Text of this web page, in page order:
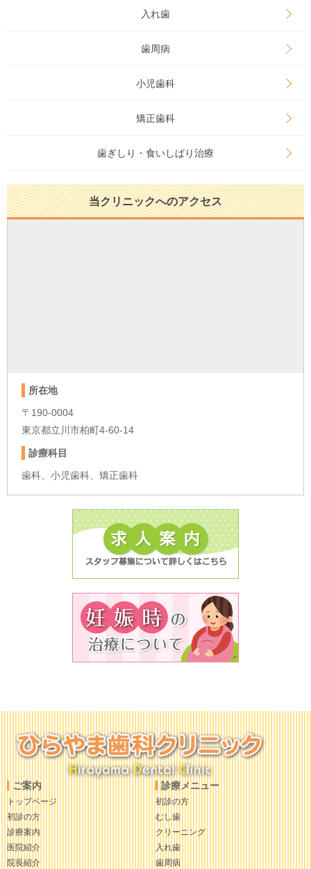
入れ歯
歯周病
小児歯科
矯正歯科
歯ぎしり・食いしばり治療
当クリニックへのアクセス
所在地
〒190-0004
東京都立川市柏町4-60-14
診療科目
歯科、小児歯科、矯正歯科
ご案内
トップページ
初診の方
診療案内
医院紹介
院長紹介
診療メニュー
初診の方
むし歯
クリーニング
入れ歯
歯周病